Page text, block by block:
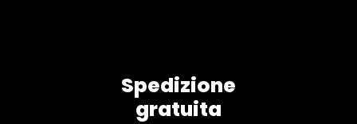
Spedizione
gratuita